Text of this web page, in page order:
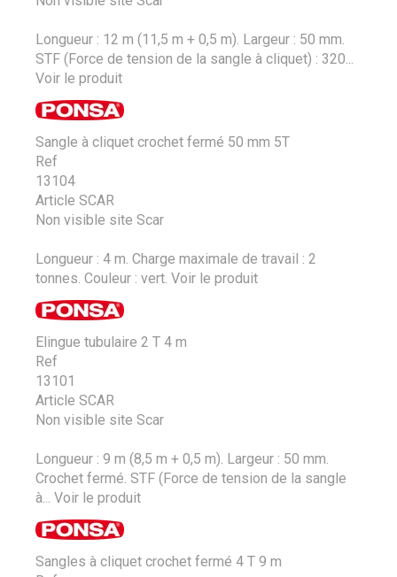
Longueur : 12 m (11,5 m + 0,5 m). Largeur : 50 mm.
STF (Force de tension de la sangle à cliquet) : 320...
Voir le produit
Sangle à cliquet crochet fermé 50 mm 5T
Ref
13104
Article SCAR
Non visible site Scar
Longueur : 4 m. Charge maximale de travail : 2
tonnes. Couleur : vert. Voir le produit
Elingue tubulaire 2 T 4 m
Ref
13101
Article SCAR
Non visible site Scar
Longueur : 9 m (8,5 m + 0,5 m). Largeur : 50 mm.
Crochet fermé. STF (Force de tension de la sangle
à...
Voir le produit
Sangles à cliquet crochet fermé 4 T 9 m